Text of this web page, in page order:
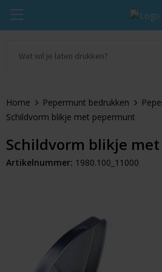
Chocolade
Pepermunt
Kauwgom
Snoeppotten
Alle promosupply
Oranje artikelen
Dag van de Zorg
Door de Brievenbus
Sinterklaas
Sportlife
Chupa Chups
Pringles
Dextro Energie
Home Pepermunt bedrukken
Schildvorm blikje met pepermunt
Schildvorm blikje
Artikelnummer: 1980.100_11000